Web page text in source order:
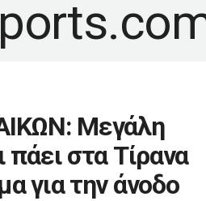
Μεγάλη
πάει στα Τίρανα
για την άνοδο